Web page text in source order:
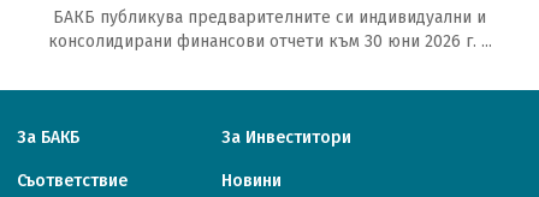
БАКБ публикува предварителните си индивидуални и
консолидирани финансови отчети към 30 юни 2026 г. ...
За БАКБ За Инвеститори
Съответствие Новини